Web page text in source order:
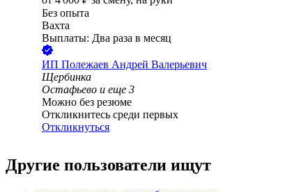
Без опыта
Вахта
Выплаты: Два раза в месяц
ИП Полежаев Андрей Валерьевич
Щербинка
Остафьево и еще 3
Можно без резюме
Откликнитесь среди первых
Откликнуться
Другие пользователи ищут